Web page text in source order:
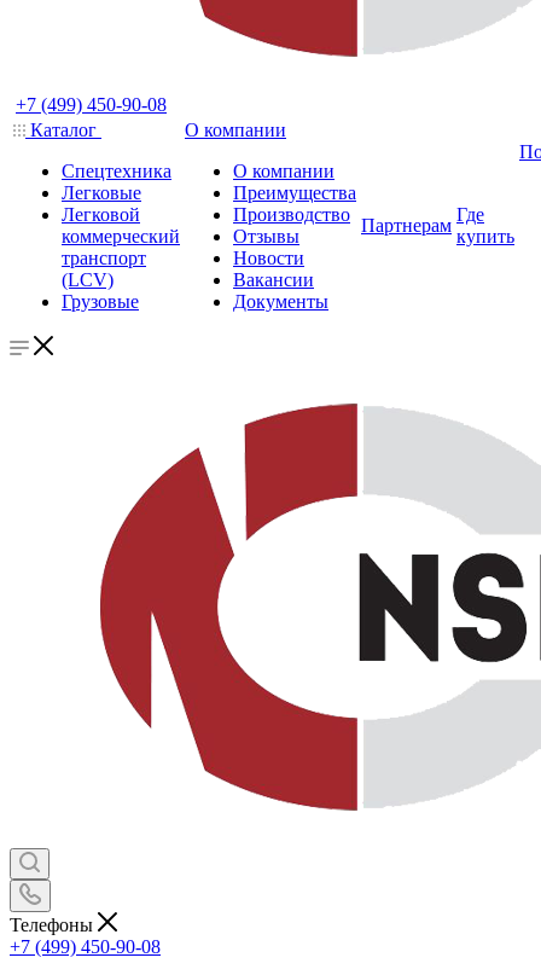
+7 (499) 450-90-08
Каталог
Спецтехника
Легковые
Легковой
коммерческий
транспорт
(LCV)
Грузовые
О компании
О компании
Преимущества
Производство
Отзывы
Новости
Вакансии
Документы
Партнерам
Где
купить
Телефоны
+7 (499) 450-90-08